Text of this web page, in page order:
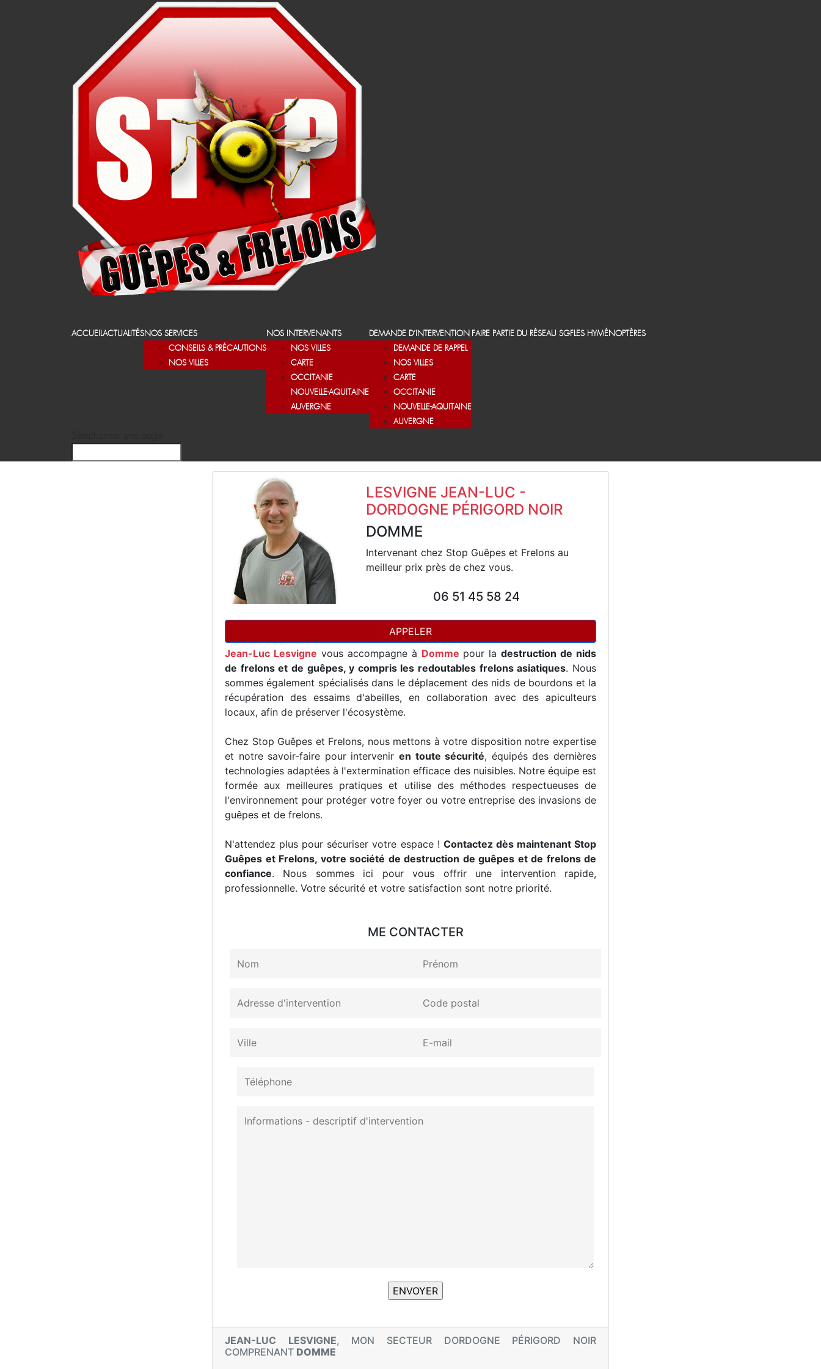
ACCUEILACTUALITÉSNOS SERVICES
CONSEILS & PRÉCAUTIONS
NOS VILLES
NOS INTERVENANTS
NOS VILLES
CARTE
OCCITANIE
NOUVELLE-AQUITAINE
AUVERGNE
DEMANDE D’INTERVENTION
DEMANDE DE RAPPEL
NOS VILLES
CARTE
OCCITANIE
NOUVELLE-AQUITAINE
AUVERGNE
FAIRE PARTIE DU RÉSEAU SGFLES HYMÉNOPTÈRES
LESVIGNE JEAN-LUC -
DORDOGNE PÉRIGORD NOIR
DOMME
Intervenant chez Stop Guêpes et Frelons au
meilleur prix près de chez vous.
06 51 45 58 24
APPELER
Jean-Luc Lesvigne vous accompagne à Domme pour ladestruction de nids
de frelons et de guêpes, y compris les redoutables frelons asiatiques. Nous
sommes également spécialisés dans le déplacement des nids de bourdons et la
récupération des essaims d'abeilles, en collaboration avec des apiculteurs
locaux, afin de préserver l'écosystème.
Chez Stop Guêpes et Frelons, nous mettons à votre disposition notre expertise
et notre savoir-faire pour intervenir en toute sécurité, équipés des dernières
technologies adaptées à l'extermination efficace des nuisibles. Notre équipe est
formée aux meilleures pratiques et utilise des méthodes respectueuses de
l'environnement pour protéger votre foyer ou votre entreprise des invasions de
guêpes et de frelons.
N'attendez plus pour sécuriser votre espace ! Contactez dès maintenant Stop
Guêpes et Frelons, votre société de destruction de guêpes et de frelons de
confiance. Nous sommes ici pour vous offrir une intervention rapide,
professionnelle. Votre sécurité et votre satisfaction sont notre priorité.
ME CONTACTER
JEAN-LUC LESVIGNE, MON SECTEUR DORDOGNE PÉRIGORD NOIR
COMPRENANT DOMME